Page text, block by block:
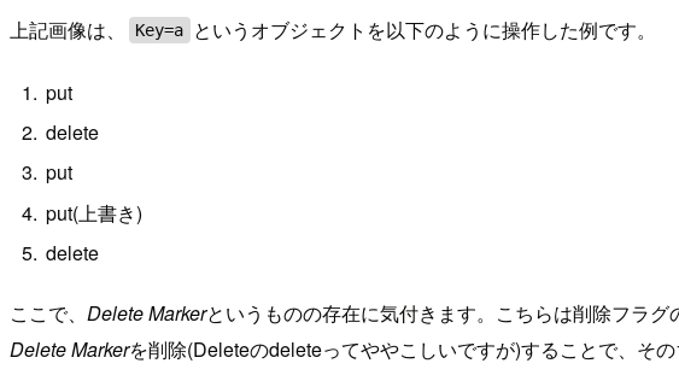
上記画像は、 Key=a というオブジェクトを以下のように操作した例です。
put
delete
put
put(上書き)
delete
ここで、 Delete Markerというものの存在に気付きます。こちらは削除フラ
Delete Markerを削除(Deleteのdeleteってややこしいですが)することで、そ